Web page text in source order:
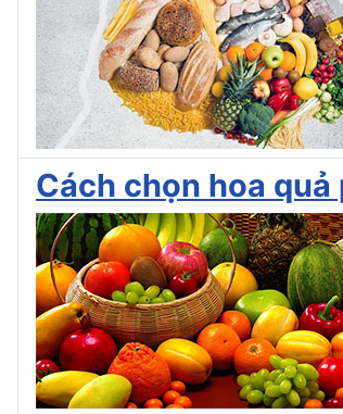
Cách chọn hoa